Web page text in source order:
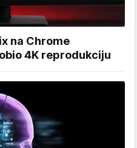
na Chrome
4K reprodukciju